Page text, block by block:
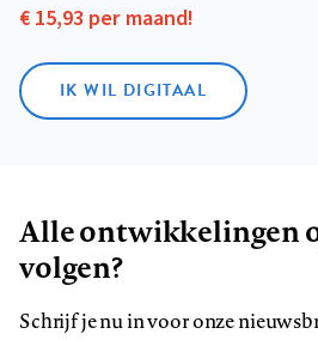
€ 15,93 per maand!
IK WIL DIGITAAL
Alle ontwikkelingen
volgen?
Schrijf je nu in voor onze